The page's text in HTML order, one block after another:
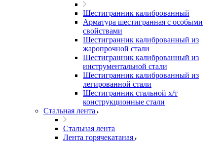
Шестигранник калиброванный
Арматура шестигранная с особыми
свойствами
Шестигранник калиброванный из
жаропрочной стали
Шестигранник калиброванный из
инструментальной стали
Шестигранник калиброванный из
легированной стали
Шестигранник стальной х/т
конструкционные стали
Стальная лента
Стальная лента
Лента горячекатаная